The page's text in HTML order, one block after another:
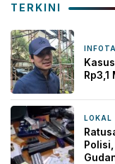
TERKINI
LOKAL